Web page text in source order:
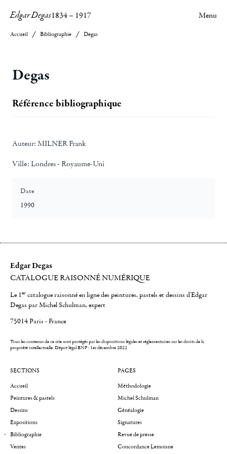
Edgar Degas1834– 1917 Menu
Accueil Bibliographie Degas
Degas
Référence bibliographique
Auteur: MILNER Frank
Ville: Londres - Royaume-Uni
Date
1990
Edgar Degas
CATALOGUE RAISONNÉ NUMÉRIQUE
Le 1er catalogue raisonné en ligne des peintures, pastels et dessins d'Edgar
Degas par Michel Schulman, expert
75014 Paris - France
Tous les contenus de ce site sont protégés par les dispositions légales et réglementaires sur les droits de la
propriété intellectuelle.Dépot légal BNF : 1er décembre 2022
SECTIONS
Accueil
Peintures & pastels
Dessins
Expositions
Bibliographie
Ventes
PAGES
Méthodologie
Michel Schulman
Généalogie
Signatures
Revue de presse
Concordance Lemoisne